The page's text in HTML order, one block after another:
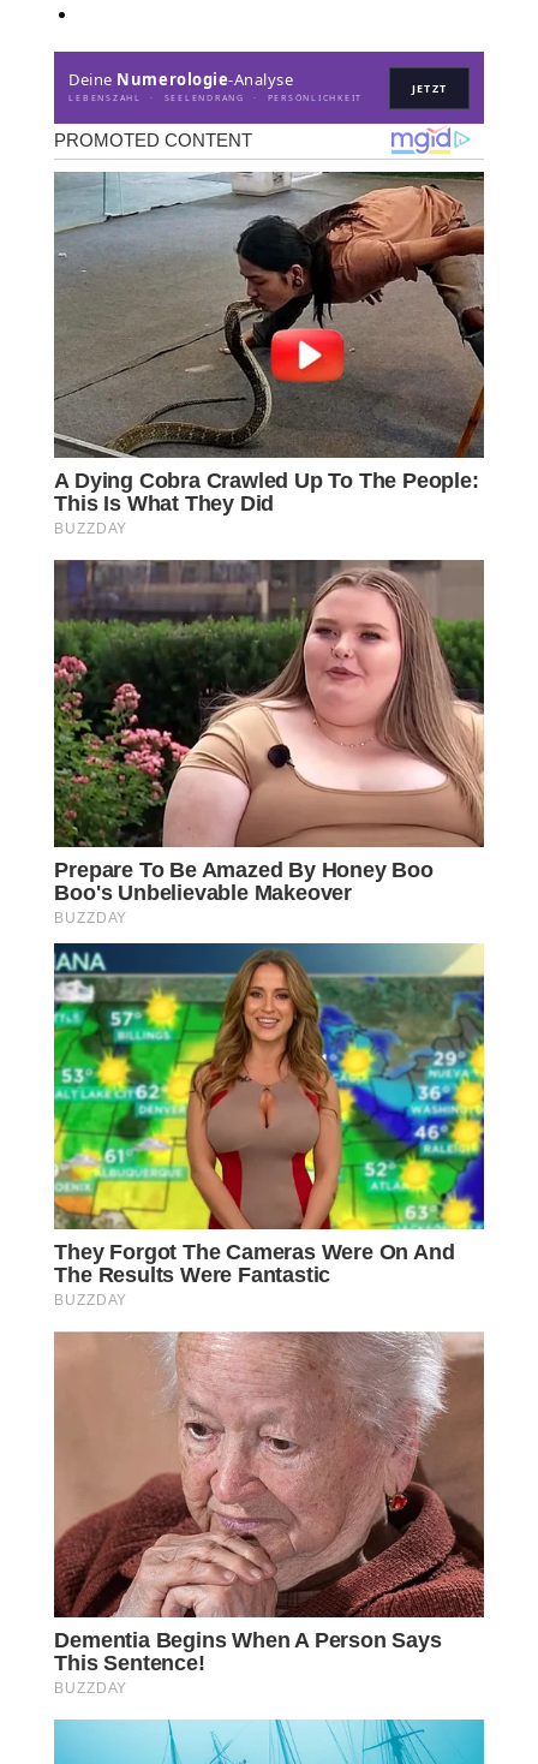
Deine Numerologie-Analyse
LEBENSZAHL · SEELENDRANG · PERSÖNLICHKEIT
JETZT